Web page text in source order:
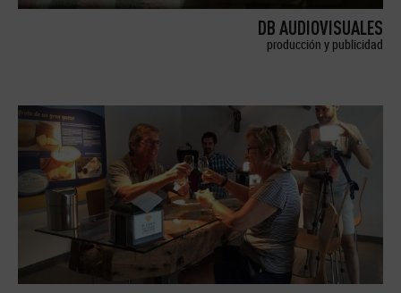
DB AUDIOVISUALES
producción y publicidad